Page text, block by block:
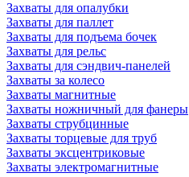
Захваты для опалубки
Захваты для паллет
Захваты для подъема бочек
Захваты для рельс
Захваты для сэндвич-панелей
Захваты за колесо
Захваты магнитные
Захваты ножничный для фанеры
Захваты струбцинные
Захваты торцевые для труб
Захваты эксцентриковые
Захваты электромагнитные